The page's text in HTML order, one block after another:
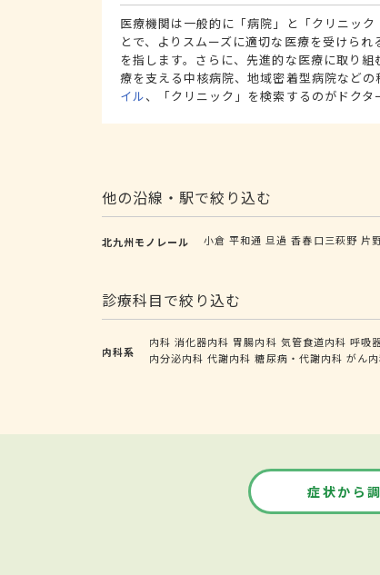
医療機関は一般的に「病院」と「クリニッ
とで、よりスムーズに適切な医療を受けら
を指します。さらに、先進的な医療に取り
療を支える中核病院、地域密着型病院などの
イル、「クリニック」を検索するのがドクタ
他の沿線・駅で絞り込む
北九州モノレール 小倉 平和通 旦過 香春口三萩野 片
診療科目で絞り込む
内科系
内科 消化器内科 胃腸内科 気管食道内科 呼吸
内分泌内科 代謝内科 糖尿病・代謝内科 がん
症状から